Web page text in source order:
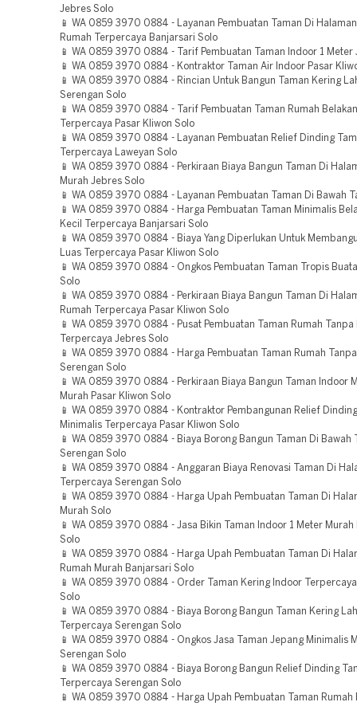
Jebres Solo
📱 WA 0859 3970 0884 - Layanan Pembuatan Taman Di
Rumah Terpercaya Banjarsari Solo
📱 WA 0859 3970 0884 - Tarif Pembuatan Taman Indoor 1 Meter
📱 WA 0859 3970 0884 - Kontraktor Taman Air Indoor Pasar
📱 WA 0859 3970 0884 - Rincian Untuk Bangun Taman Kering
Serengan Solo
📱 WA 0859 3970 0884 - Tarif Pembuatan Taman Rumah
Terpercaya Pasar Kliwon Solo
📱 WA 0859 3970 0884 - Layanan Pembuatan Relief Dinding
Terpercaya Laweyan Solo
📱 WA 0859 3970 0884 - Perkiraan Biaya Bangun Taman Di
Murah Jebres Solo
📱 WA 0859 3970 0884 - Layanan Pembuatan Taman Di Bawah
📱 WA 0859 3970 0884 - Harga Pembuatan Taman Minimalis
Kecil Terpercaya Banjarsari Solo
📱 WA 0859 3970 0884 - Biaya Yang Diperlukan Untuk
Luas Terpercaya Pasar Kliwon Solo
📱 WA 0859 3970 0884 - Ongkos Pembuatan Taman Tropis
Solo
📱 WA 0859 3970 0884 - Perkiraan Biaya Bangun Taman Di
Rumah Terpercaya Pasar Kliwon Solo
📱 WA 0859 3970 0884 - Pusat Pembuatan Taman Rumah Tanpa
Terpercaya Jebres Solo
📱 WA 0859 3970 0884 - Harga Pembuatan Taman Rumah
Serengan Solo
📱 WA 0859 3970 0884 - Perkiraan Biaya Bangun Taman Indoor
Murah Pasar Kliwon Solo
📱 WA 0859 3970 0884 - Kontraktor Pembangunan Relief
Minimalis Terpercaya Pasar Kliwon Solo
📱 WA 0859 3970 0884 - Biaya Borong Bangun Taman Di Bawah
Serengan Solo
📱 WA 0859 3970 0884 - Anggaran Biaya Renovasi Taman Di
Terpercaya Serengan Solo
📱 WA 0859 3970 0884 - Harga Upah Pembuatan Taman Di
Murah Solo
📱 WA 0859 3970 0884 - Jasa Bikin Taman Indoor 1 Meter Murah
Solo
📱 WA 0859 3970 0884 - Harga Upah Pembuatan Taman Di
Rumah Murah Banjarsari Solo
📱 WA 0859 3970 0884 - Order Taman Kering Indoor
Solo
📱 WA 0859 3970 0884 - Biaya Borong Bangun Taman Kering
Terpercaya Serengan Solo
📱 WA 0859 3970 0884 - Ongkos Jasa Taman Jepang Minimalis
Serengan Solo
📱 WA 0859 3970 0884 - Biaya Borong Bangun Relief Dinding
Terpercaya Serengan Solo
📱 WA 0859 3970 0884 - Harga Upah Pembuatan Taman Rumah